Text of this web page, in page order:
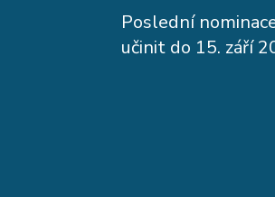
Poslední
učinit do 15. září